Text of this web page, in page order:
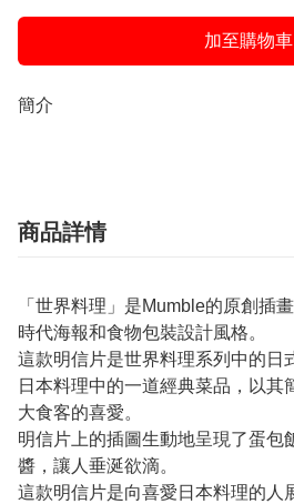
加至購物車
簡介
商品詳情
「世界料理」是Mumble的原創插
時代海報和食物包裝設計風格。
這款明信片是世界料理系列中的日
日本料理中的一道經典菜品，以其
大食客的喜愛。
明信片上的插圖生動地呈現了蛋包
醬，讓人垂涎欲滴。
這款明信片是向喜愛日本料理的人